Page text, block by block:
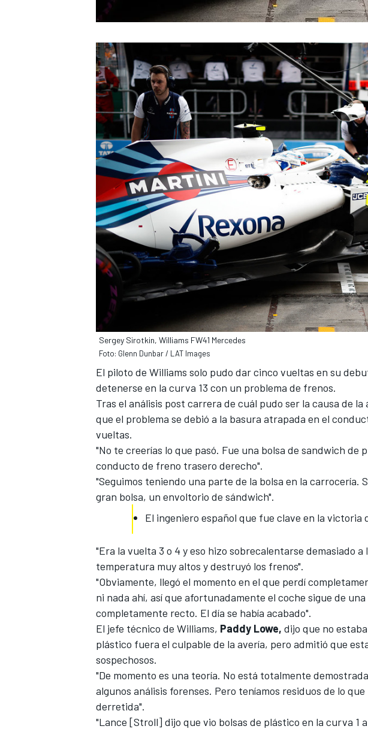
MÁS CATEGORÍAS
Sergey Sirotkin, Williams FW41 Mercedes
Foto: Glenn Dunbar / LAT Images
El piloto de Williams solo pudo dar cinco vueltas en su
detenerse en la curva 13 con un problema de frenos.
Tras el análisis post carrera de cuál pudo ser la causa de la
que el problema se debió a la basura atrapada en el
vueltas.
"No te creerías lo que pasó. Fue una bolsa de sandwich de
conducto de freno trasero derecho".
"Seguimos teniendo una parte de la bolsa en la carrocería.
gran bolsa, un envoltorio de sándwich".
El ingeniero español que fue clave en la victoria
"Era la vuelta 3 o 4 y eso hizo sobrecalentarse demasiado a
temperatura muy altos y destruyó los frenos".
"Obviamente, llegó el momento en el que perdí
ni nada ahí, así que afortunadamente el coche sigue de
completamente recto. El día se había acabado".
El jefe técnico de Williams, Paddy Lowe, dijo que no
plástico fuera el culpable de la avería, pero admitió que
sospechosos.
"De momento es una teoría. No está totalmente
algunos análisis forenses. Pero teníamos residuos de lo
derretida".
"Lance [Stroll] dijo que vio bolsas de plástico en la curva 1